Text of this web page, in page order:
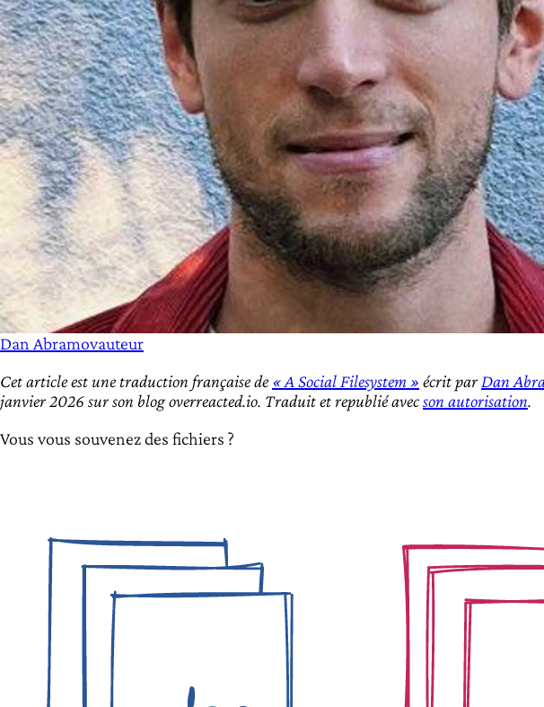
Dan Abramovauteur
Cet article est une traduction française de « A Social Filesystem » écrit parDan
janvier 2026 sur son blog overreacted.io. Traduit et republié avecson autorisation.
Vous vous souvenez des fichiers ?